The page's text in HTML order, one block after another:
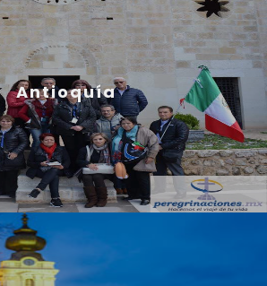
Antioquía